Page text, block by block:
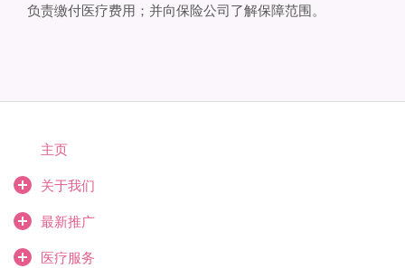
负责缴付医疗费用；并向保险公司了解保障范围。
主页
关于我们
最新推广
医疗服务